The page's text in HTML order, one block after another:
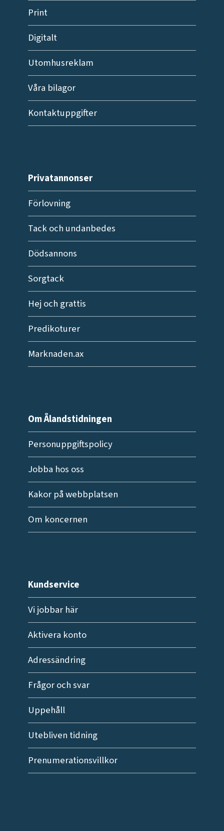
Print
Digitalt
Utomhusreklam
Våra bilagor
Kontaktuppgifter
Privatannonser
Förlovning
Tack och undanbedes
Dödsannons
Sorgtack
Hej och grattis
Predikoturer
Marknaden.ax
Om Ålandstidningen
Personuppgiftspolicy
Jobba hos oss
Kakor på webbplatsen
Om koncernen
Kundservice
Vi jobbar här
Aktivera konto
Adressändring
Frågor och svar
Uppehåll
Utebliven tidning
Prenumerationsvillkor